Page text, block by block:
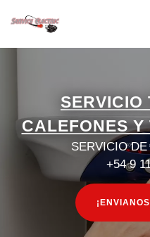
SERVICIO
CALEFONES Y
SERVICIO
+54 9